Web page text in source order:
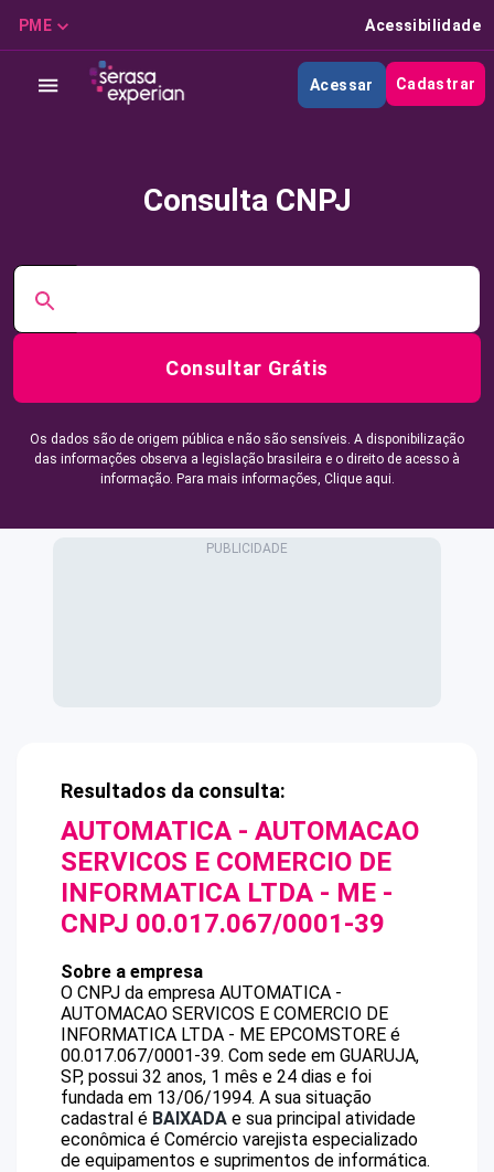
PME Acessibilidade
Acessar Cadastrar
Consulta CNPJ
Consultar Grátis
Os dados são de origem pública e não são sensíveis. A disponibilização
das informações observa a legislação brasileira e o direito de acesso à
informação. Para mais informações, Clique aqui.
Resultados da consulta:
AUTOMATICA - AUTOMACAO
SERVICOS E COMERCIO DE
INFORMATICA LTDA - ME -
CNPJ 00.017.067/0001-39
Sobre a empresa
O CNPJ da empresa AUTOMATICA -
AUTOMACAO SERVICOS E COMERCIO DE
INFORMATICA LTDA - ME EPCOMSTORE é
00.017.067/0001-39. Com sede em GUARUJA,
SP, possui 32 anos, 1 mês e 24 dias e foi
fundada em 13/06/1994. A sua situação
cadastral é BAIXADA e sua principal atividade
econômica é Comércio varejista especializado
de equipamentos e suprimentos de informática.